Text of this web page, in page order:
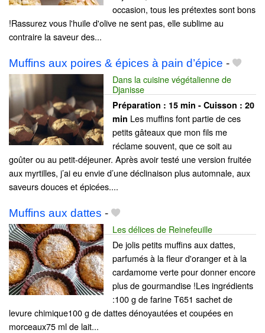
occasion, tous les prétextes sont bons
!Rassurez vous l'huile d'olive ne sent pas, elle sublime au
contraire la saveur des...
Muffins aux poires & épices à pain d’épice -
Dans la cuisine végétalienne de
Djanisse
Préparation : 15 min - Cuisson : 20
min Les muffins font partie de ces
petits gâteaux que mon fils me
réclame souvent, que ce soit au
goûter ou au petit-déjeuner. Après avoir testé une version fruitée
aux myrtilles, j’ai eu envie d’une déclinaison plus automnale, aux
saveurs douces et épicées....
Muffins aux dattes -
Les délices de Reinefeuille
De jolis petits muffins aux dattes,
parfumés à la fleur d'oranger et à la
cardamome verte pour donner encore
plus de gourmandise !Les ingrédients
:100 g de farine T651 sachet de
levure chimique100 g de dattes dénoyautées et coupées en
morceaux75 ml de lait...